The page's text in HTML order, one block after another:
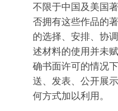
不限于中国及美国
否拥有这些作品的
的选择、安排、协
述材料的使用并未
确书面许可的情况
送、发表、公开展
何方式加以利用。